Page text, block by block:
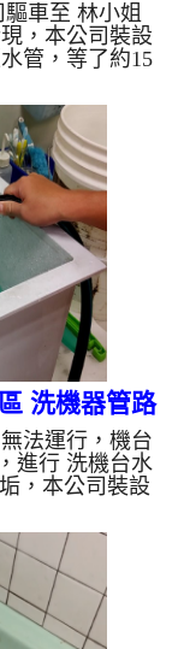
車至 林小姐
，本公司裝設
管，等了約15
式，一洗就流
小時後，出水
如水管老化，
會是咖啡色，
管垢，洗出來
水，是因為裡
色的水，是因
洗機器管路
法運行，機台
進行 洗機台水
，本公司裝設
，啟動 螺旋
藍色髒水，幾
水，如水管老
水就會是咖啡
黑色管垢，洗
色的水，是因